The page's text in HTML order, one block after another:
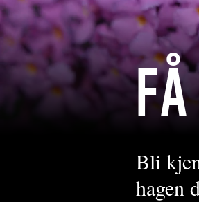
Bli
hagen